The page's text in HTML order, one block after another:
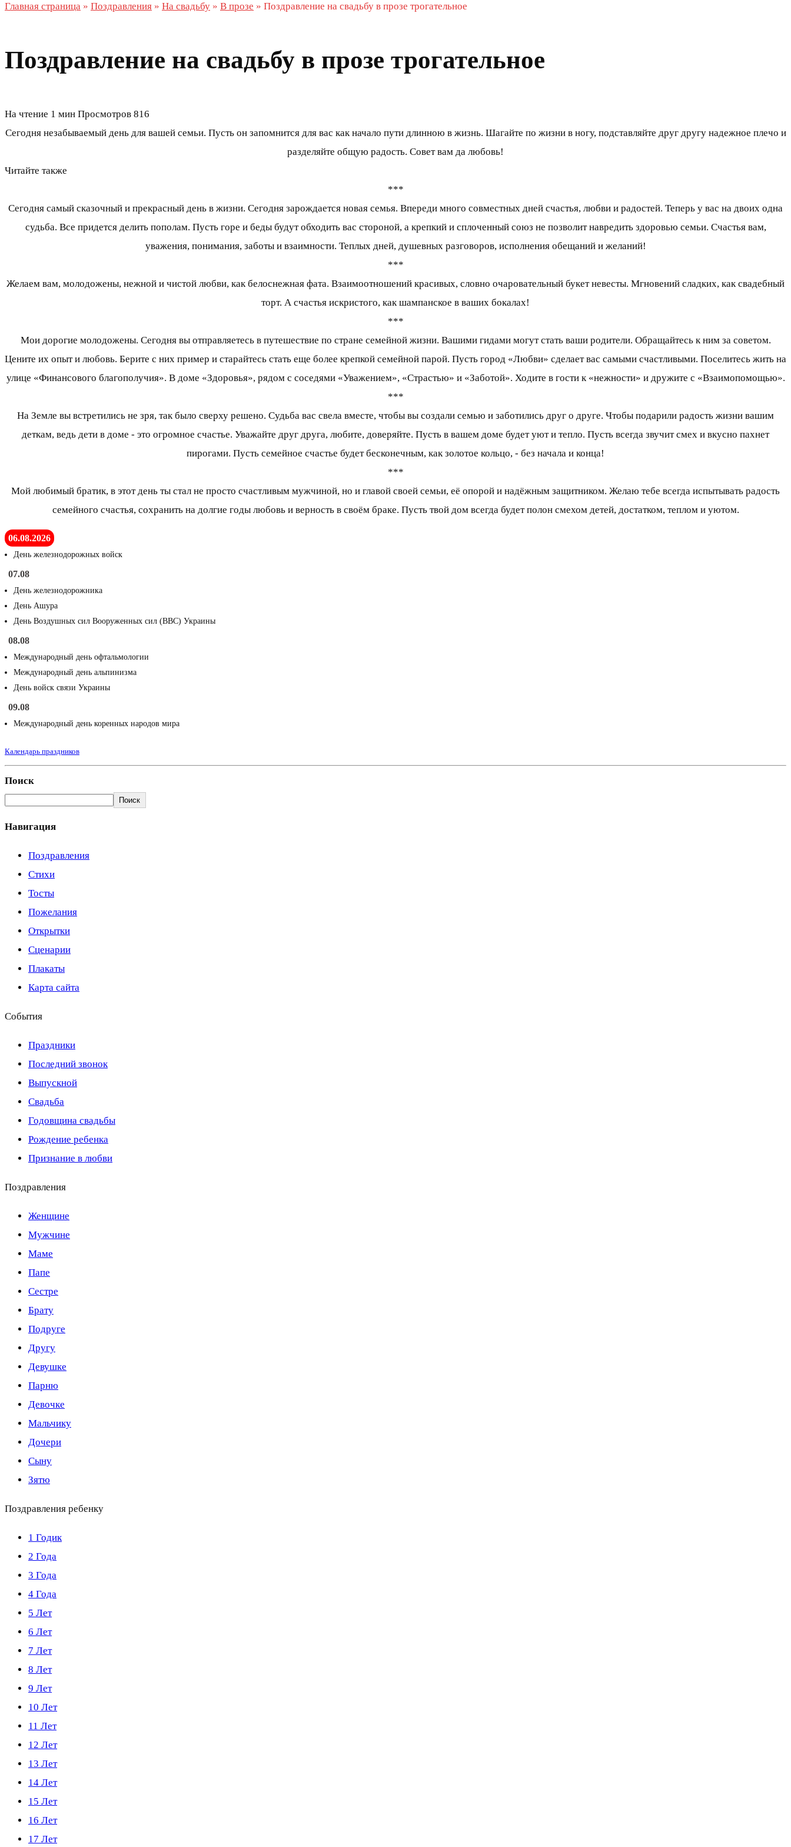
Главная страница » Поздравления » На свадьбу » В прозе » Поздравление на свадьбу в прозе трогательное
Поздравление на свадьбу в прозе трогательное
На чтение 1 мин Просмотров 816
Сегодня незабываемый день для вашей семьи. Пусть он запомнится для вас как начало пути длинною в жизнь. Шагайте по жизни в ногу, подставляйте друг другу надежное плечо и
разделяйте общую радость. Совет вам да любовь!
Читайте также
***
Сегодня самый сказочный и прекрасный день в жизни. Сегодня зарождается новая семья. Впереди много совместных дней счастья, любви и радостей. Теперь у вас на двоих одна
судьба. Все придется делить пополам. Пусть горе и беды будут обходить вас стороной, а крепкий и сплоченный союз не позволит навредить здоровью семьи. Счастья вам,
уважения, понимания, заботы и взаимности. Теплых дней, душевных разговоров, исполнения обещаний и желаний!
***
Желаем вам, молодожены, нежной и чистой любви, как белоснежная фата. Взаимоотношений красивых, словно очаровательный букет невесты. Мгновений сладких, как свадебный
торт. А счастья искристого, как шампанское в ваших бокалах!
***
Мои дорогие молодожены. Сегодня вы отправляетесь в путешествие по стране семейной жизни. Вашими гидами могут стать ваши родители. Обращайтесь к ним за советом.
Цените их опыт и любовь. Берите с них пример и старайтесь стать еще более крепкой семейной парой. Пусть город «Любви» сделает вас самыми счастливыми. Поселитесь жить на
улице «Финансового благополучия». В доме «Здоровья», рядом с соседями «Уважением», «Страстью» и «Заботой». Ходите в гости к «нежности» и дружите с «Взаимопомощью».
***
На Земле вы встретились не зря, так было сверху решено. Судьба вас свела вместе, чтобы вы создали семью и заботились друг о друге. Чтобы подарили радость жизни вашим
деткам, ведь дети в доме - это огромное счастье. Уважайте друг друга, любите, доверяйте. Пусть в вашем доме будет уют и тепло. Пусть всегда звучит смех и вкусно пахнет
пирогами. Пусть семейное счастье будет бесконечным, как золотое кольцо, - без начала и конца!
***
Мой любимый братик, в этот день ты стал не просто счастливым мужчиной, но и главой своей семьи, её опорой и надёжным защитником. Желаю тебе всегда испытывать радость
семейного счастья, сохранить на долгие годы любовь и верность в своём браке. Пусть твой дом всегда будет полон смехом детей, достатком, теплом и уютом.
06.08.2026
День железнодорожных войск
07.08
День железнодорожника
День Ашура
День Воздушных сил Вооруженных сил (ВВС) Украины
08.08
Международный день офтальмологии
Международный день альпинизма
День войск связи Украины
09.08
Международный день коренных народов мира
Календарь праздников
Поиск
Поиск
Навигация
Поздравления
Стихи
Тосты
Пожелания
Открытки
Сценарии
Плакаты
Карта сайта
События
Праздники
Последний звонок
Выпускной
Свадьба
Годовщина свадьбы
Рождение ребенка
Признание в любви
Поздравления
Женщине
Мужчине
Маме
Папе
Сестре
Брату
Подруге
Другу
Девушке
Парню
Девочке
Мальчику
Дочери
Сыну
Зятю
Поздравления ребенку
1 Годик
2 Года
3 Года
4 Года
5 Лет
6 Лет
7 Лет
8 Лет
9 Лет
10 Лет
11 Лет
12 Лет
13 Лет
14 Лет
15 Лет
16 Лет
17 Лет